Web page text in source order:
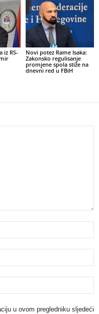
iz RS-
Novi potez Rame Isaka:
Zakonsko regulisanje
promjene spola stiže na
dnevni red u FBiH
u ovom pregledniku sljedeći